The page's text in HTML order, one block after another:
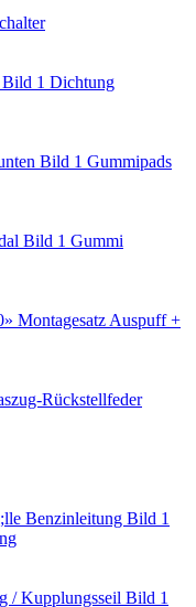
Dichtung
Gummipads
Gummi
Montagesatz Auspuff +
Rückstellfeder